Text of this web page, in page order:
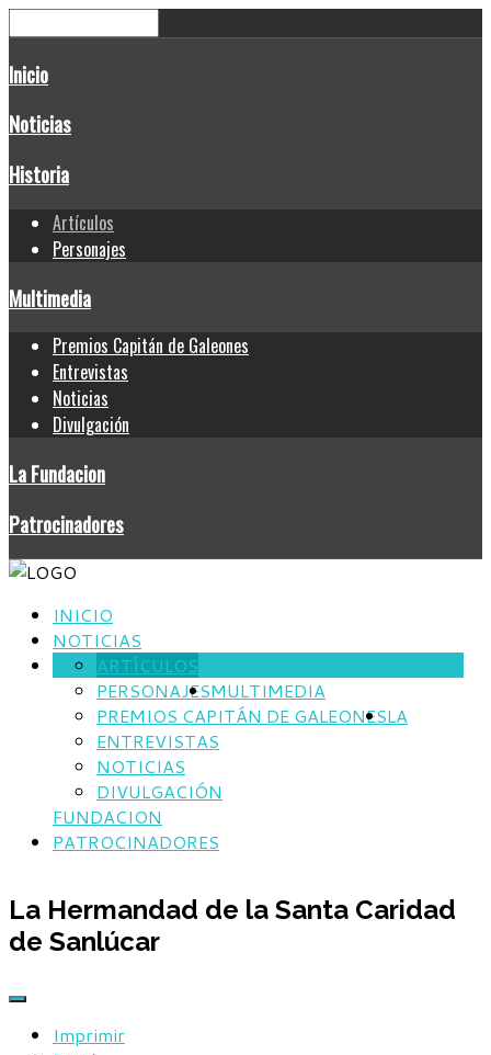
Inicio
Noticias
Historia
Artículos
Personajes
Multimedia
Premios Capitán de Galeones
Entrevistas
Noticias
Divulgación
La Fundacion
Patrocinadores
INICIO
NOTICIAS
ARTÍCULOS
PERSONAJESMULTIMEDIA
PREMIOS CAPITÁN DE GALEONES
ENTREVISTAS
NOTICIAS
DIVULGACIÓN
LA
FUNDACION
PATROCINADORES
La Hermandad de la Santa Caridad
de Sanlúcar
Imprimir